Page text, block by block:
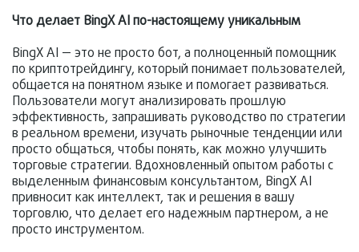
Что делает BingX AI по-настоящему уникальным
BingX AI — это не просто бот, а полноценный помощник
по криптотрейдингу, который понимает пользователей,
общается на понятном языке и помогает развиваться.
Пользователи могут анализировать прошлую
эффективность, запрашивать руководство по стратегии
в реальном времени, изучать рыночные тенденции или
просто общаться, чтобы понять, как можно улучшить
торговые стратегии. Вдохновленный опытом работы с
выделенным финансовым консультантом, BingX AI
привносит как интеллект, так и решения в вашу
торговлю, что делает его надежным партнером, а не
просто инструментом.